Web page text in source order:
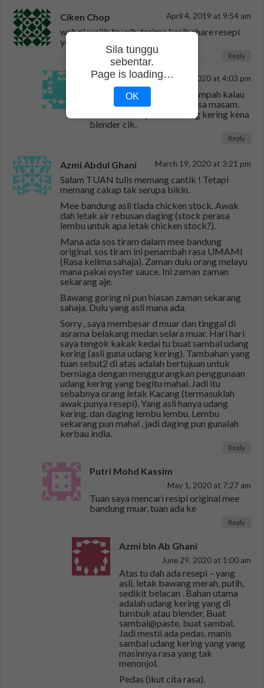
Ciken Chop April 4, 2019 at 9:54 am
wah ni wajib try nih, terima kasih share resepi
ye =)
Reply
izan April 13, 2020 at 4:03 pm
ye betul. saya paling menyampah kalau
org masak mee bandung rasa masam.
mana dia belajo ntah. udang kering kena
blender cik.
Reply
Azmi Abdul Ghani March 19, 2020 at 3:21 pm
Salam TUAN tulis memang cantik ! Tetapi
memang cakap tak serupa bikin.
Mee bandung asli tiada chicken stock. Awak
dah letak air rebusan daging (stock perasa
lembu untuk apa letak chicken stock?).
Mana ada sos tiram dalam mee bandung
original. sos tiram ini penambah rasa UMAMI
(Rasa kelima sahaja). Zaman dulu orang melayu
mana pakai oyster sauce. Ini zaman zaman
sekarang aje.
Bawang goring ni pun hiasan zaman sekarang
sahaja. Dulu yang asli mana ada.
Sorry , saya membesar d muar dan tinggal di
asrama belakang medan selara muar. Hari hari
saya tengok kakak kedai tu buat sambal udang
kering (asli guna udang kering). Tambahan yang
tuan sebut2 di atas adalah bertujuan untuk
berniaga dengan menggurangkan penggunaan
udang kering yang begitu mahal. Jadi itu
sebabnya orang letak Kacang (termasuklah
awak punya resepi). Yang asli hanya udang
kering. dan daging lembu lembu. Lembu
sekarang pun mahal , jadi daging pun gunalah
kerbau india.
Reply
Putri Mohd Kassim
May 1, 2020 at 7:27 am
Tuan saya mencari resipi original mee
bandung muar, tuan ada ke
Reply
Azmi bIn Ab Ghani
June 29, 2020 at 1:00 am
Atas tu dah ada resepi – yang
asli. letak bawang merah, putih,
sedikit belacan . Bahan utama
adalah udang kering yang di
tumbuk atau blender. Buat
sambal@paste. buat sambal.
Jadi mestii ada pedas, manis
sambal udang kering yang yang
masinnya rasa yang tak
menonjol.
Pedas (ikut cita rasa).
Sila tunggu
sebentar.
Page is loading…
OK